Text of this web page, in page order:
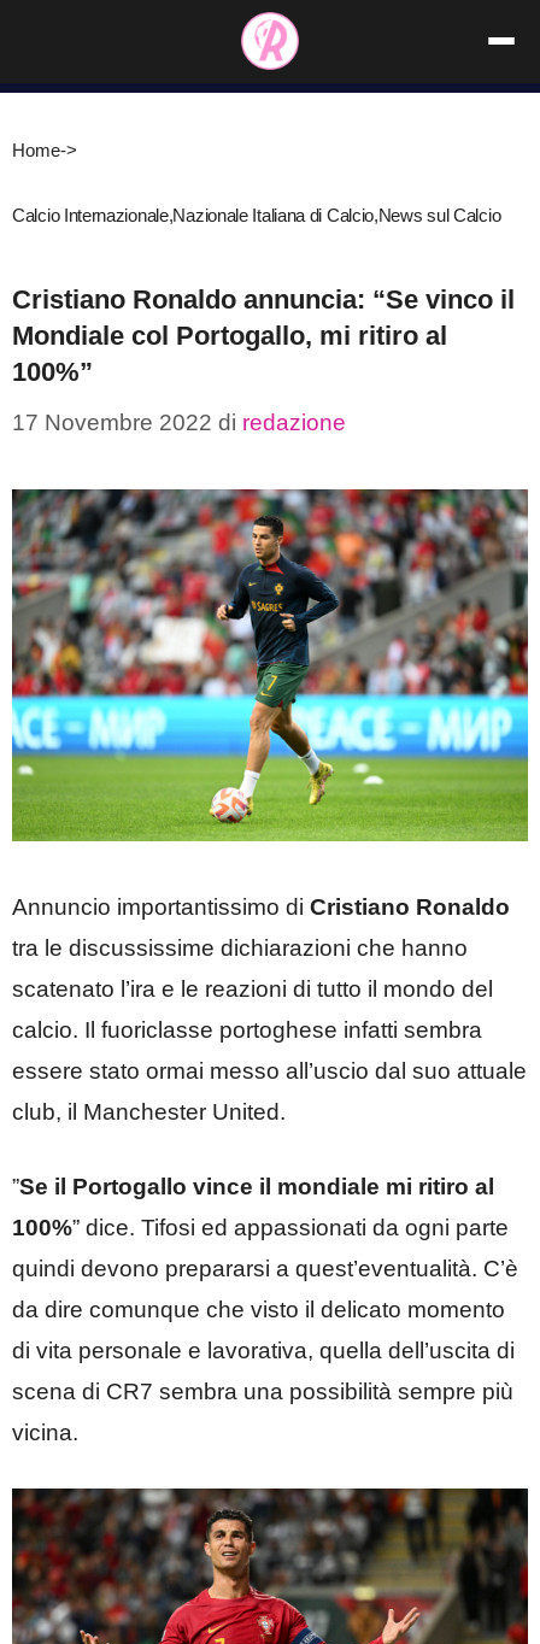
contenuto
Home->
Calcio Internazionale,Nazionale Italiana di Calcio,News sul Calcio
Cristiano Ronaldo annuncia: “Se vinco il
Mondiale col Portogallo, mi ritiro al
100%”
17 Novembre 2022 di redazione
Annuncio importantissimo di Cristiano Ronaldo
tra le discussissime dichiarazioni che hanno
scatenato l’ira e le reazioni di tutto il mondo del
calcio. Il fuoriclasse portoghese infatti sembra
essere stato ormai messo all’uscio dal suo attuale
club, il Manchester United.
”Se il Portogallo vince il mondiale mi ritiro al
100%” dice. Tifosi ed appassionati da ogni parte
quindi devono prepararsi a quest’eventualità. C’è
da dire comunque che visto il delicato momento
di vita personale e lavorativa, quella dell’uscita di
scena di CR7 sembra una possibilità sempre più
vicina.